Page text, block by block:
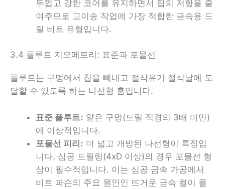
두껍고 강한 코어를 유지하면서 팁의 저항을 줄
여주므로 고이송 작업에 가장 적합한 금속용 드
릴 비트 유형입니다.
3.4 플루트 지오메트리: 표준과 포물선
플루트는 구멍에서 칩을 빼내고 절삭유가 절삭날에 도
달할 수 있도록 하는 나선형 홈입니다.
표준 플루트: 얕은 구멍(드릴 직경의 3배 미만)
에 이상적입니다.
포물선 피리: 더 넓고 개방된 나선형이 특징입
니다. 심공 드릴링(4xD 이상)의 경우 포물선 형
상이 필수적입니다. 이는 심공 금속 가공에서
비트 파손의 주요 원인인 뜨거운 금속 컬이 플